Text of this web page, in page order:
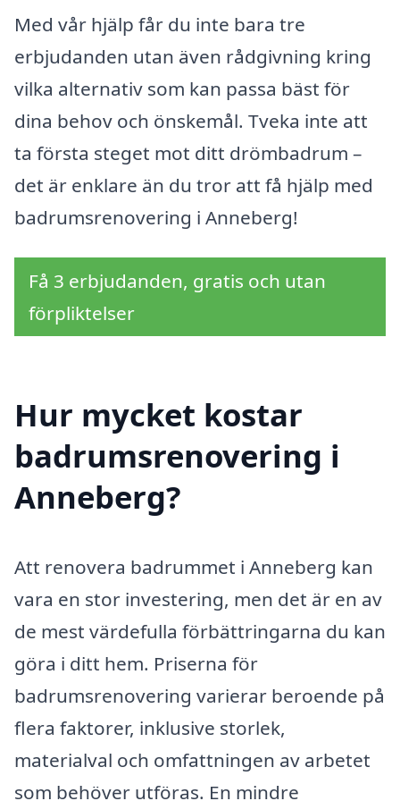
Med vår hjälp får du inte bara tre
erbjudanden utan även rådgivning kring
vilka alternativ som kan passa bäst för
dina behov och önskemål. Tveka inte att
ta första steget mot ditt drömbadrum –
det är enklare än du tror att få hjälp med
badrumsrenovering i Anneberg!
Få 3 erbjudanden, gratis och utan
förpliktelser
Hur mycket kostar
badrumsrenovering i
Anneberg?
Att renovera badrummet i Anneberg kan
vara en stor investering, men det är en av
de mest värdefulla förbättringarna du kan
göra i ditt hem. Priserna för
badrumsrenovering varierar beroende på
flera faktorer, inklusive storlek,
materialval och omfattningen av arbetet
som behöver utföras. En mindre